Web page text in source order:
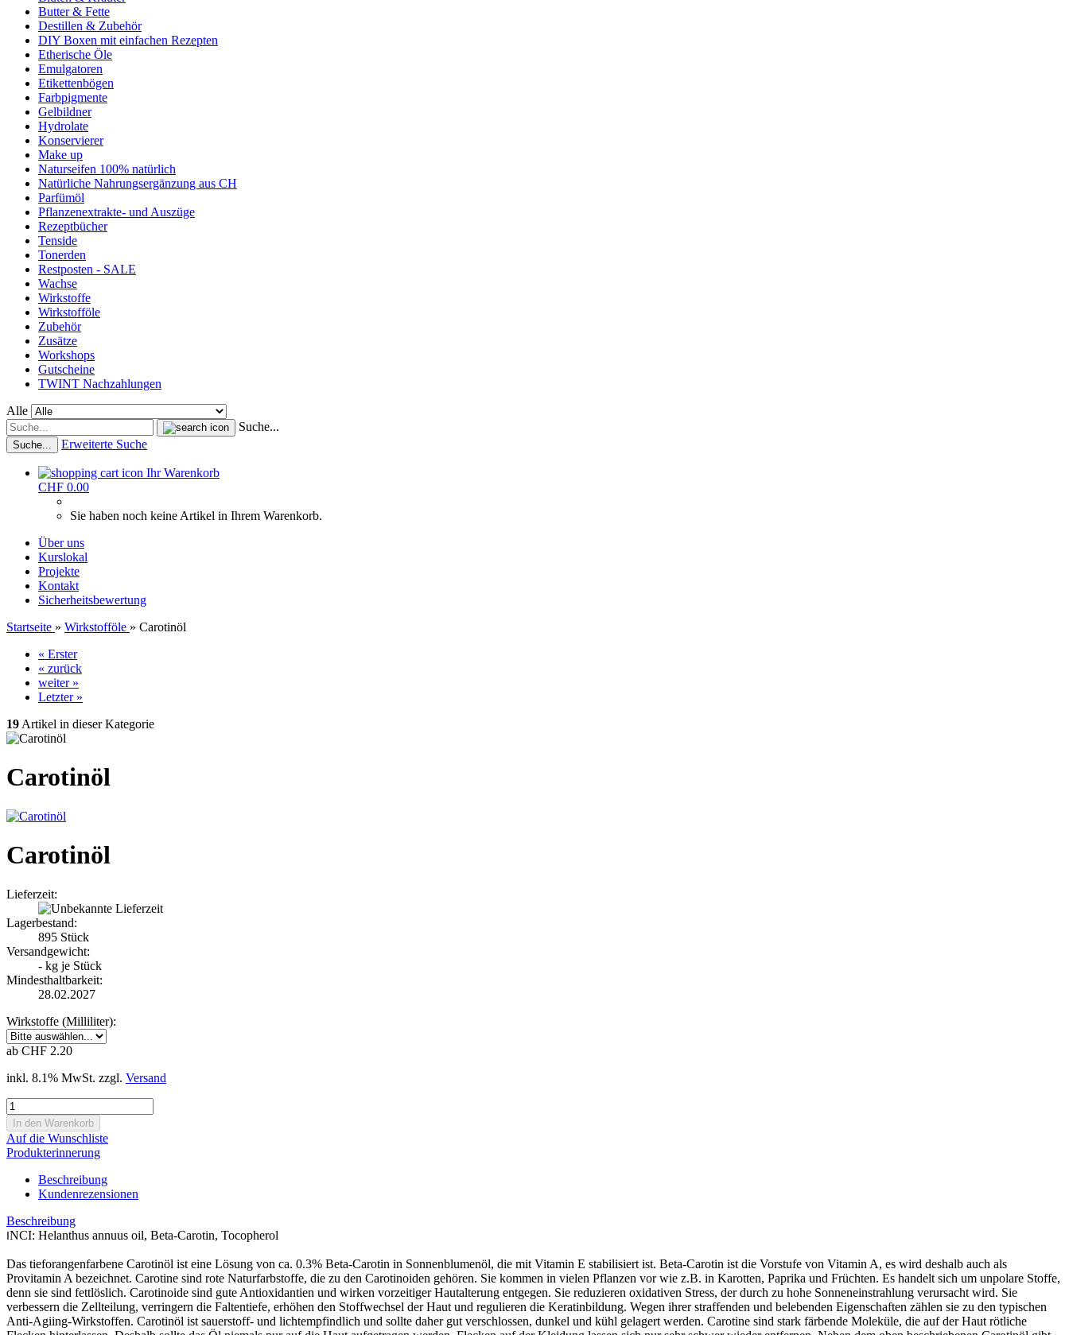
Butter & Fette
Destillen & Zubehör
DIY Boxen mit einfachen Rezepten
Etherische Öle
Emulgatoren
Etikettenbögen
Farbpigmente
Gelbildner
Hydrolate
Konservierer
Make up
Naturseifen 100% natürlich
Natürliche Nahrungsergänzung aus CH
Parfümöl
Pflanzenextrakte- und Auszüge
Rezeptbücher
Tenside
Tonerden
Restposten - SALE
Wachse
Wirkstoffe
Wirkstofföle
Zubehör
Zusätze
Workshops
Gutscheine
TWINT Nachzahlungen
Alle
Suche...
Suche... Erweiterte Suche
Ihr Warenkorb
CHF 0.00
Sie haben noch keine Artikel in Ihrem Warenkorb.
Über uns
Kurslokal
Projekte
Kontakt
Sicherheitsbewertung
Startseite » Wirkstofföle » Carotinöl
« Erster
« zurück
weiter »
Letzter »
19 Artikel in dieser Kategorie
Carotinöl
Carotinöl
Lieferzeit:
Lagerbestand:
895 Stück
Versandgewicht:
- kg je Stück
Mindesthaltbarkeit:
28.02.2027
Wirkstoffe (Milliliter):
ab CHF 2.20
inkl. 8.1% MwSt. zzgl. Versand
Auf die Wunschliste
Produkterinnerung
Beschreibung
Kundenrezensionen
Beschreibung
INCI: Helanthus annuus oil, Beta-Carotin, Tocopherol
Das tieforangenfarbene Carotinöl ist eine Lösung von ca. 0.3% Beta-Carotin in Sonnenblumenöl, die mit Vitamin E stabilisiert ist. Beta-Carotin ist die Vorstufe von Vitamin A, es wird deshalb auch als
Provitamin A bezeichnet. Carotine sind rote Naturfarbstoffe, die zu den Carotinoiden gehören. Sie kommen in vielen Pflanzen vor wie z.B. in Karotten, Paprika und Früchten. Es handelt sich um unpolare Stoffe,
denn sie sind fettlöslich. Carotinoide sind gute Antioxidantien und wirken vorzeitiger Hautalterung entgegen. Sie reduzieren oxidativen Stress, der durch zu hohe Sonneneinstrahlung verursacht wird. Sie
verbessern die Zellteilung, verringern die Faltentiefe, erhöhen den Stoffwechsel der Haut und regulieren die Keratinbildung. Wegen ihrer straffenden und belebenden Eigenschaften zählen sie zu den typischen
Anti-Agiing-Wirkstoffen. Carotinöl ist sauerstoff- und lichtempfindlich und sollte daher gut verschlossen, dunkel und kühl gelagert werden. Carotine sind stark färbende Moleküle, die auf der Haut rötliche